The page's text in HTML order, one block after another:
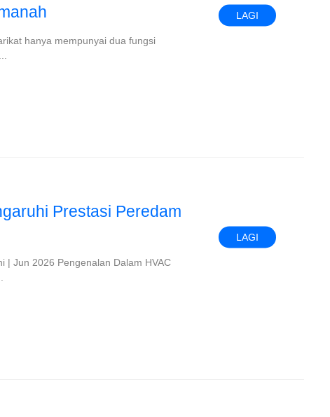
hanya mempunyai dua fungsi
LAGI
Prestasi Peredam
| Jun 2026 Pengenalan Dalam HVAC
LAGI